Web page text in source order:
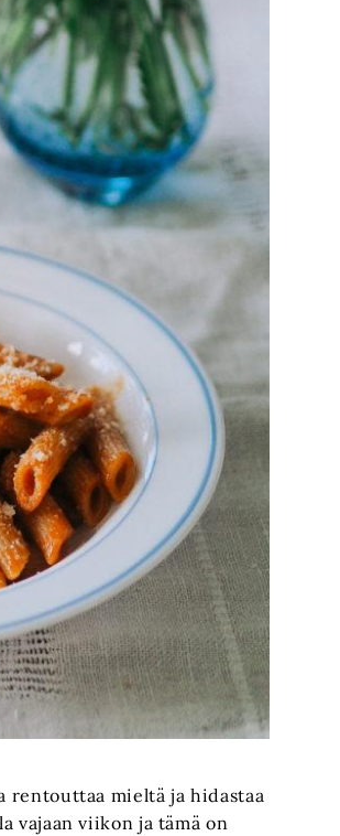
rentouttaa mieltä ja hidastaa
vajaan viikon ja tämä on